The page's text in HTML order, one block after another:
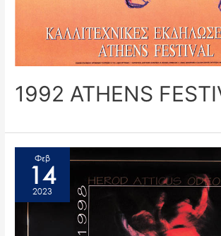
1992 ATHENS
Φεβ
14
2023